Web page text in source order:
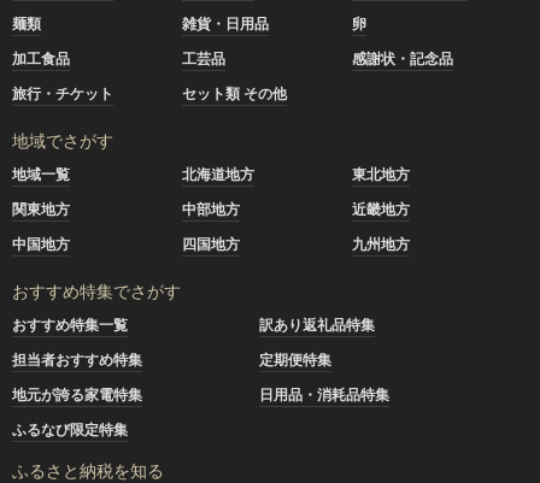
麺類
雑貨・日用品
卵
加工食品
工芸品
感謝状・記念品
旅行・チケット
セット類 その他
地域でさがす
地域一覧 北海道地方
東北地方
関東地方
中部地方
近畿地方
中国地方
四国地方 九州地方
おすすめ特集でさがす
おすすめ特集一覧
訳あり返礼品特集
担当者おすすめ特集
定期便特集
地元が誇る家電特集
日用品・消耗品特集
ふるなび限定特集
ふるさと納税を知る